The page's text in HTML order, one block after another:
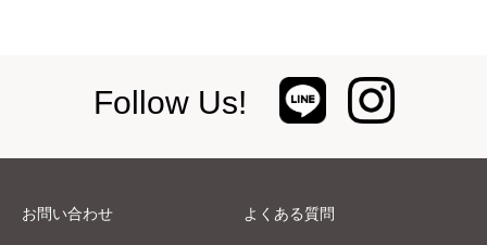
Follow Us!
お問い合わせ よくある質問